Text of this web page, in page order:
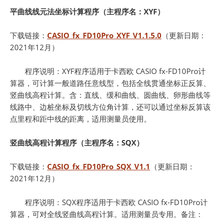
平曲线线元法坐标计算程序（主程序名：XYF）
下载链接： CASIO_fx_FD10Pro_XYF_V1.1.5.0 （更新日期：
2021年12月）
程序说明：XYF程序适用于卡西欧 CASIO fx-FD10Pro计
算器，可计算一般道路任意线型，包括全线贯通坐标正反算、
竖曲线高程计算。含：直线、缓和曲线、圆曲线、卵形曲线等
线路中、边桩坐标及切线方位角计算，还可以通过坐标反算该
点里程和距中线的距离，适用测量员使用。
竖曲线高程计算程序（主程序名：SQX）
下载链接： CASIO_fx_FD10Pro_SQX_V1.1 （更新日期：
2021年12月）
程序说明：SQX程序适用于卡西欧 CASIO fx-FD10Pro计
算器，可对全线竖曲线高程计算。适用测量员专用。备注：